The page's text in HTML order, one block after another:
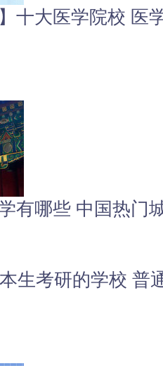
有哪些 中国热门